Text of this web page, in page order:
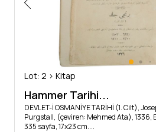
Lot: 2 > Kitap
Hammer Tarihi...
DEVLET-İ OSMANİYE TARİHİ (1. Cilt),
Purgstall, (çeviren: Mehmed Ata), 1336,
335 sayfa, 17x23 cm....